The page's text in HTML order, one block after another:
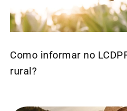
Como informar no
rural?